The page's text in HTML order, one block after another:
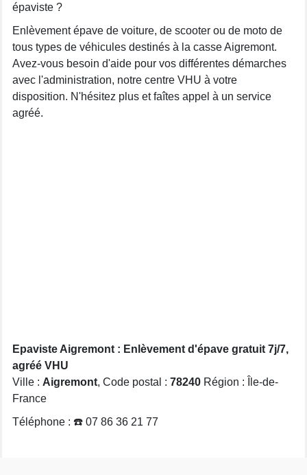
épaviste ?
Enlèvement épave de voiture, de scooter ou de moto de
tous types de véhicules destinés à la casse Aigremont.
Avez-vous besoin d'aide pour vos différentes démarches
avec l'administration, notre centre VHU à votre
disposition. N'hésitez plus et faîtes appel à un service
agréé.
Epaviste Aigremont : Enlèvement d'épave gratuit 7j/7,
agréé VHU
Ville : Aigremont, Code postal : 78240 Région : Île-de-
France
Téléphone : ☎️ 07 86 36 21 77